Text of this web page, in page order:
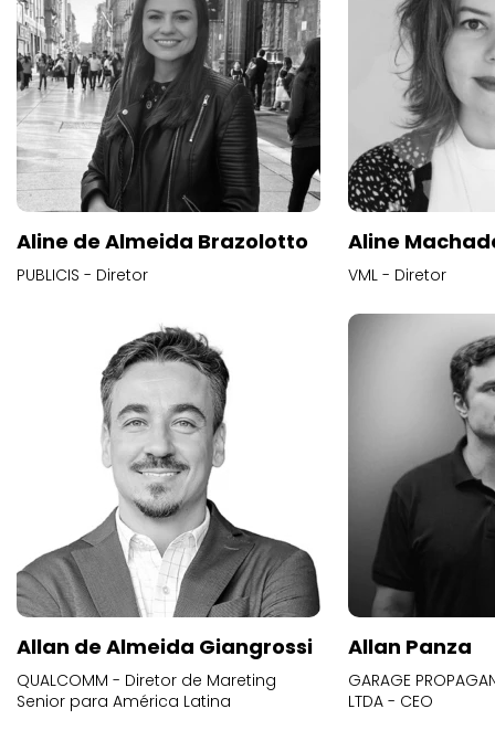
Aline de Almeida Brazolotto
PUBLICIS - Diretor
Aline
VML - Diretor
Allan de Almeida Giangrossi
QUALCOMM - Diretor de Mareting
Senior para América Latina
Allan Panza
GARAGE
LTDA - CEO